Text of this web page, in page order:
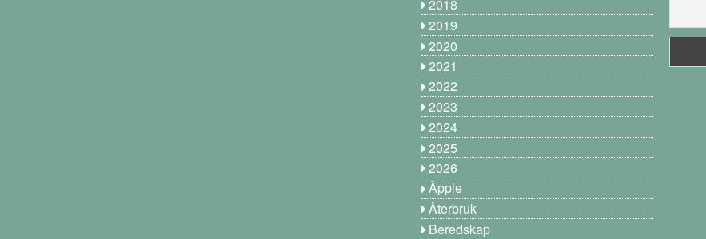
2018
2019
2020
2021
2022
2023
2024
2025
2026
Äpple
Återbruk
Beredskap